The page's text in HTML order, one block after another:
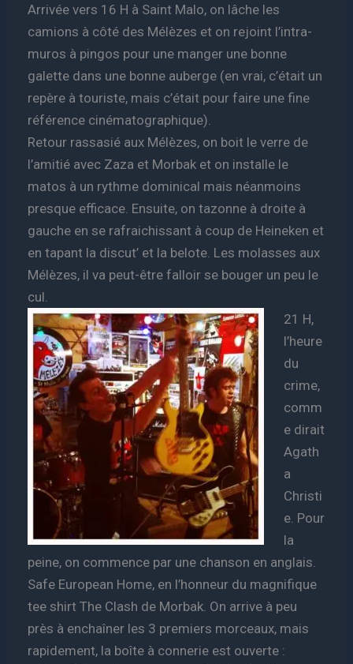
Arrivée vers 16 H à Saint Malo, on lâche les
camions à côté des Mélèzes et on rejoint l’intra-
muros à pingos pour une manger une bonne
galette dans une bonne auberge (en vrai, c’était un
repère à touriste, mais c’était pour faire une fine
référence cinématographique).
Retour rassasié aux Mélèzes, on boit le verre de
l’amitié avec Zaza et Morbak et on installe le
matos à un rythme dominical mais néanmoins
presque efficace. Ensuite, on tazonne à droite à
gauche en se rafraichissant à coup de Heineken et
en tapant la discut’ et la belote. Les molasses aux
Mélèzes, il va peut-être falloir se bouger un peu le
cul.
21 H,
l’heure
du
crime,
comm
e dirait
Agath
a
Christi
e. Pour
la
peine, on commence par une chanson en anglais.
Safe European Home, en l’honneur du magnifique
tee shirt The Clash de Morbak. On arrive à peu
près à enchaîner les 3 premiers morceaux, mais
rapidement, la boîte à connerie est ouverte :